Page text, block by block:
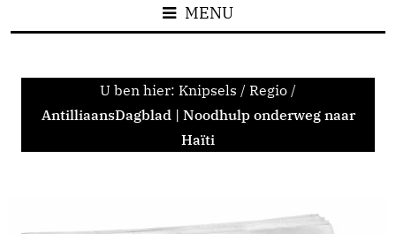
MENU
U ben hier: Knipsels / Regio /
AntilliaansDagblad | Noodhulp onderweg naar
Haïti